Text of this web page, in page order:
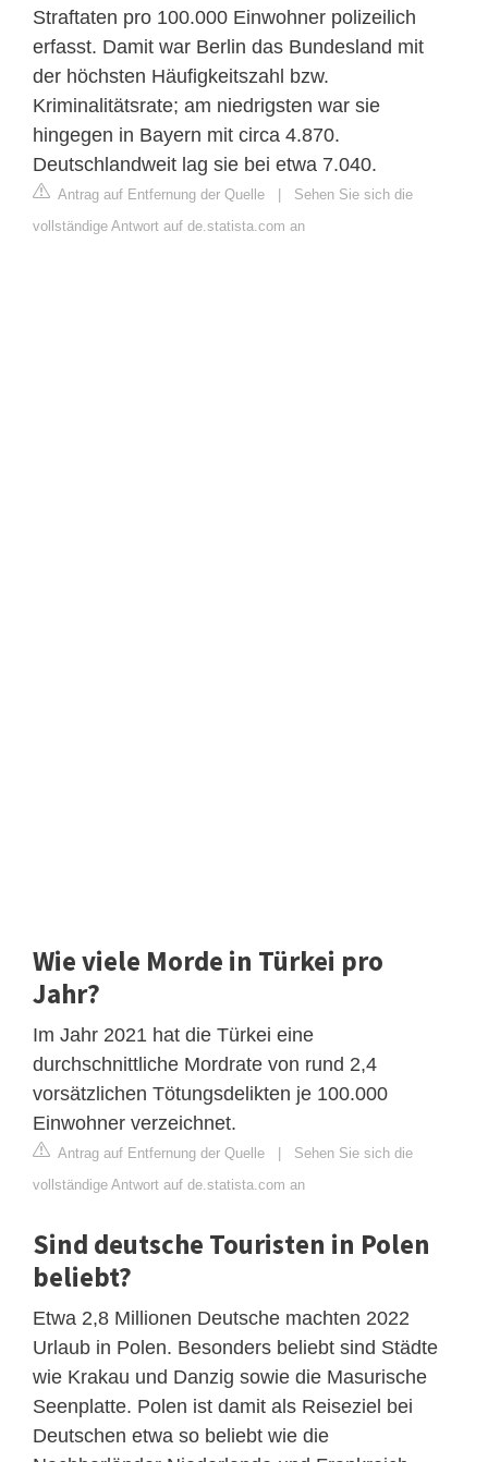
Straftaten pro 100.000 Einwohner polizeilich
erfasst. Damit war Berlin das Bundesland mit
der höchsten Häufigkeitszahl bzw.
Kriminalitätsrate; am niedrigsten war sie
hingegen in Bayern mit circa 4.870.
Deutschlandweit lag sie bei etwa 7.040.
Antrag auf Entfernung der Quelle | Sehen Sie sich die
vollständige Antwort auf de.statista.com an
Wie viele Morde in Türkei pro
Jahr?
Im Jahr 2021 hat die Türkei eine
durchschnittliche Mordrate von rund 2,4
vorsätzlichen Tötungsdelikten je 100.000
Einwohner verzeichnet.
Antrag auf Entfernung der Quelle | Sehen Sie sich die
vollständige Antwort auf de.statista.com an
Sind deutsche Touristen in Polen
beliebt?
Etwa 2,8 Millionen Deutsche machten 2022
Urlaub in Polen. Besonders beliebt sind Städte
wie Krakau und Danzig sowie die Masurische
Seenplatte. Polen ist damit als Reiseziel bei
Deutschen etwa so beliebt wie die